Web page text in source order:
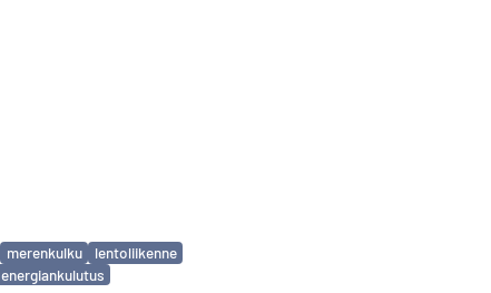
merenkulku
lentoliikenne
energiankulutus